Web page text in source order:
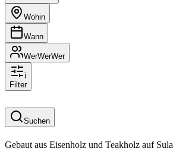
Wohin
Wann
WerWerWer
i
Filter
Suchen
Gebaut aus Eisenholz und Teakholz auf